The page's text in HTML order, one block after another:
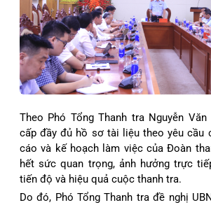
Theo Phó Tổng Thanh tra Nguyễn
cấp đầy đủ hồ sơ tài liệu theo yêu cầu
cáo và kế hoạch làm việc của Đoàn
hết sức quan trọng, ảnh hưởng trực
tiến độ và hiệu quả cuộc thanh tra.
Do đó, Phó Tổng Thanh tra đề nghị